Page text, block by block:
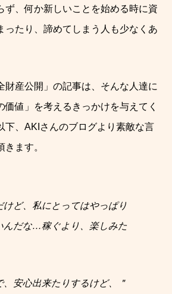
ず、何か新しいことを始める時に資
ったり、諦めてしまう人も少なくあ
財産公開」の記事は、そんな人達に
価値」を考えるきっかけを与えてく
、 AKI さんのブログより素敵な言
ます。
けど、私にとってはやっぱり
んだな…稼ぐより、楽しみた
、安心出来たりするけど、＂